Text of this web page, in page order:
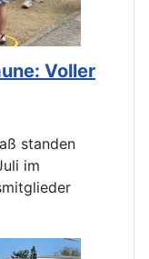
Voller
standen
im